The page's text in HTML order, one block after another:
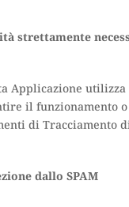
strettamente
Applicazione
il funzionamento
di Tracciamento
dallo SPAM